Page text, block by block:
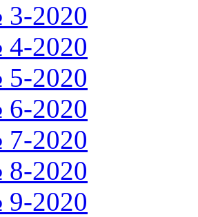
2020
2020
2020
2020
2020
2020
2020